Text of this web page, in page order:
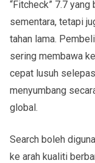
“Fitcheck” 7.7
sementara, tetapi
tahan lama.
sering membawa
cepat lusuh
menyumbang
global.
Search boleh
ke arah kualiti